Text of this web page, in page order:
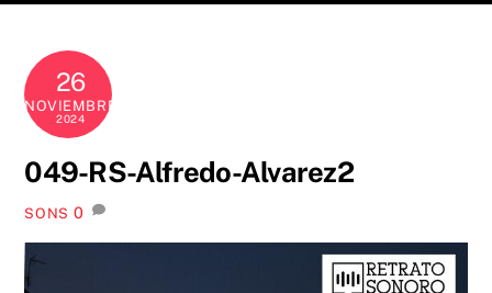
26
NOVIEMBRE
2024
049-RS-Alfredo-Alvarez2
SONS 0